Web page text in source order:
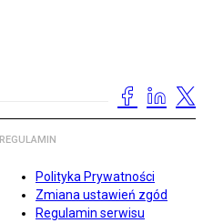
REGULAMIN
Polityka Prywatności
Zmiana ustawień zgód
Regulamin serwisu